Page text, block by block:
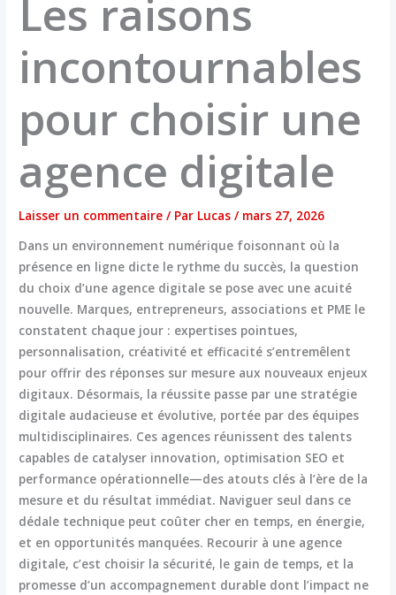
Les raisons
incontournables
pour choisir une
agence digitale
Laisser un commentaire / Par Lucas/ mars 27, 2026
Dans un environnement numérique foisonnant où la
présence en ligne dicte le rythme du succès, la question
du choix d’une agence digitale se pose avec une acuité
nouvelle. Marques, entrepreneurs, associations et PME le
constatent chaque jour : expertises pointues,
personnalisation, créativité et efficacité s’entremêlent
pour offrir des réponses sur mesure aux nouveaux enjeux
digitaux. Désormais, la réussite passe par une stratégie
digitale audacieuse et évolutive, portée par des équipes
multidisciplinaires. Ces agences réunissent des talents
capables de catalyser innovation, optimisation SEO et
performance opérationnelle—des atouts clés à l’ère de la
mesure et du résultat immédiat. Naviguer seul dans ce
dédale technique peut coûter cher en temps, en énergie,
et en opportunités manquées. Recourir à une agence
digitale, c’est choisir la sécurité, le gain de temps, et la
promesse d’un accompagnement durable dont l’impact ne